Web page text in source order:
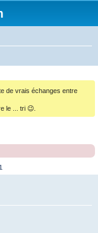
de vrais échanges entre
le ... tri 😉.